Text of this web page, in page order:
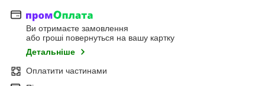
Ви отримаєте замовлення
або гроші повернуться на вашу картку
Детальніше
Оплатити частинами